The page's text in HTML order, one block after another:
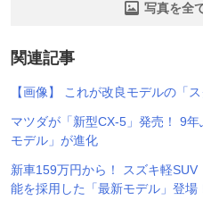
写真を全
関連記事
【画像】 これが改良モデルの「
マツダが「新型CX-5」発売！ 9
モデル」が進化
新車159万円から！ スズキ軽
能を採用した「最新モデル」登場